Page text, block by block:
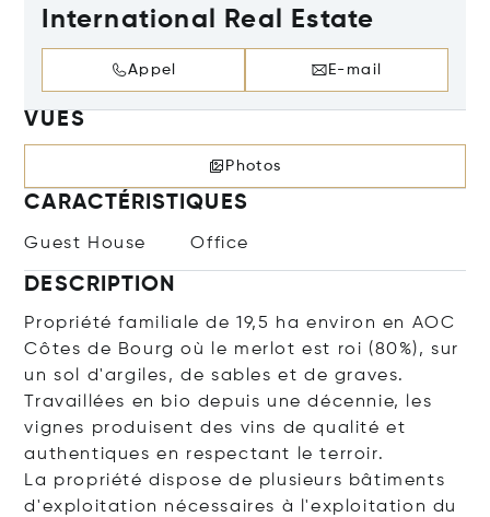
International Real Estate
Appel E-mail
VUES
Photos
CARACTÉRISTIQUES
Guest House Office
DESCRIPTION
Propriété familiale de 19,5 ha environ en AOC
Côtes de Bourg où le merlot est roi (80%), sur
un sol d'argiles, de sables et de graves.
Travaillées en bio depuis une décennie, les
vignes produisent des vins de qualité et
authentiques en respectant le terroir.
La propriété dispose de plusieurs bâtiments
d'exploitation nécessaires à l'exploitation du